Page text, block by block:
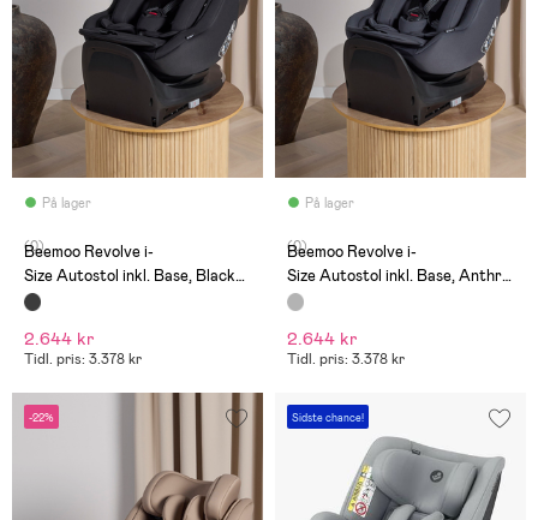
På lager
(0)
Beemoo Revolve i-
Size Autostol inkl. Base, Black
Stone
2.644 kr
Tidl. pris: 3.378 kr
På lager
(0)
Beemoo Revolve i-
Size Autostol inkl. Base, Anthra
cite
2.644 kr
Tidl. pris: 3.378 kr
-22% Sidste chance!